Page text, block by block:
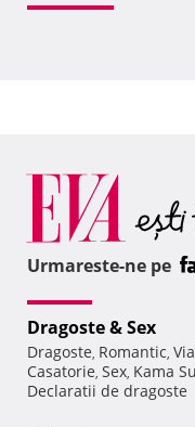
Urmareste-ne pe
Dragoste & Sex
Dragoste, Romantic,
Casatorie, Sex, Kama
Declaratii de dragoste